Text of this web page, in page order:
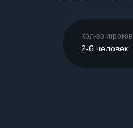
Кол-во игроков
2-6 человек